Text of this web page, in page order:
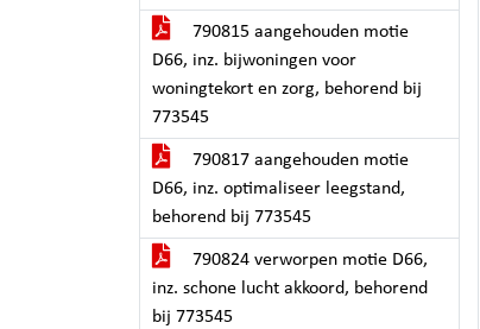
790815 aangehouden motie
D66, inz. bijwoningen voor
woningtekort en zorg, behorend bij
773545
790817 aangehouden motie
D66, inz. optimaliseer leegstand,
behorend bij 773545
790824 verworpen motie D66,
inz. schone lucht akkoord, behorend
bij 773545